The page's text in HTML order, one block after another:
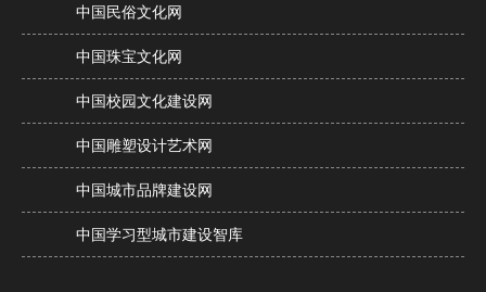
中国民俗文化网
中国珠宝文化网
中国校园文化建设网
中国雕塑设计艺术网
中国城市品牌建设网
中国学习型城市建设智库